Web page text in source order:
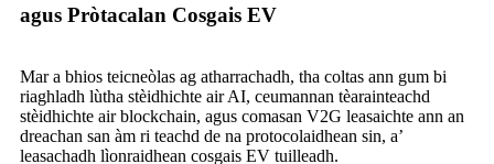
agus Pròtacalan Cosgais EV
Mar a bhios teicneòlas ag atharrachadh, tha coltas ann gum bi
riaghladh lùtha stèidhichte air AI, ceumannan tèarainteachd
stèidhichte air blockchain, agus comasan V2G leasaichte ann an
dreachan san àm ri teachd de na protocolaidhean sin, a’
leasachadh lìonraidhean cosgais EV tuilleadh.